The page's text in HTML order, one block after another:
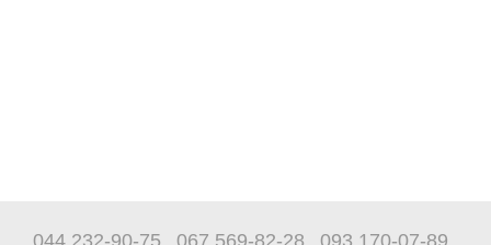
044 232-90-75 067 569-82-28
093 170-07-89